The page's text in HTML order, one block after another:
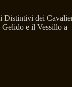
Distintivi dei
e il Vessillo a